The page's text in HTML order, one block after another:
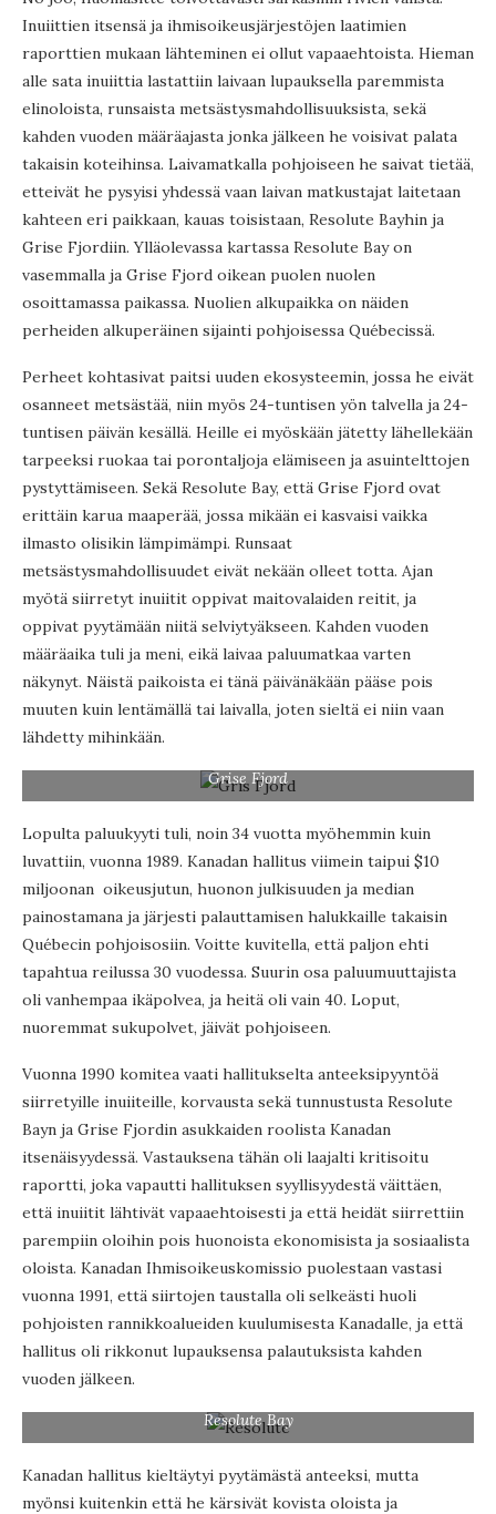
Inuiittien itsensä ja ihmisoikeusjärjestöjen laatimien
raporttien mukaan lähteminen ei ollut vapaaehtoista. Hieman
alle sata inuiittia lastattiin laivaan lupauksella paremmista
elinoloista, runsaista metsästysmahdollisuuksista, sekä
kahden vuoden määräajasta jonka jälkeen he voisivat palata
takaisin koteihinsa. Laivamatkalla pohjoiseen he saivat tietää,
etteivät he pysyisi yhdessä vaan laivan matkustajat laitetaan
kahteen eri paikkaan, kauas toisistaan, Resolute Bayhin ja
Grise Fjordiin. Ylläolevassa kartassa Resolute Bay on
vasemmalla ja Grise Fjord oikean puolen nuolen
osoittamassa paikassa. Nuolien alkupaikka on näiden
perheiden alkuperäinen sijainti pohjoisessa Québecissä.
Perheet kohtasivat paitsi uuden ekosysteemin, jossa he eivät
osanneet metsästää, niin myös 24-tuntisen yön talvella ja 24-
tuntisen päivän kesällä. Heille ei myöskään jätetty lähellekään
tarpeeksi ruokaa tai porontaljoja elämiseen ja asuintelttojen
pystyttämiseen. Sekä Resolute Bay, että Grise Fjord ovat
erittäin karua maaperää, jossa mikään ei kasvaisi vaikka
ilmasto olisikin lämpimämpi. Runsaat
metsästysmahdollisuudet eivät nekään olleet totta. Ajan
myötä siirretyt inuiitit oppivat maitovalaiden reitit, ja
oppivat pyytämään niitä selviytyäkseen. Kahden vuoden
määräaika tuli ja meni, eikä laivaa paluumatkaa varten
näkynyt. Näistä paikoista ei tänä päivänäkään pääse pois
muuten kuin lentämällä tai laivalla, joten sieltä ei niin vaan
lähdetty mihinkään.
Grise Fjord
Lopulta paluukyyti tuli, noin 34 vuotta myöhemmin kuin
luvattiin, vuonna 1989. Kanadan hallitus viimein taipui $10
miljoonan oikeusjutun, huonon julkisuuden ja median
painostamana ja järjesti palauttamisen halukkaille takaisin
Québecin pohjoisosiin. Voitte kuvitella, että paljon ehti
tapahtua reilussa 30 vuodessa. Suurin osa paluumuuttajista
oli vanhempaa ikäpolvea, ja heitä oli vain 40. Loput,
nuoremmat sukupolvet, jäivät pohjoiseen.
Vuonna 1990 komitea vaati hallitukselta anteeksipyyntöä
siirretyille inuiiteille, korvausta sekä tunnustusta Resolute
Bayn ja Grise Fjordin asukkaiden roolista Kanadan
itsenäisyydessä. Vastauksena tähän oli laajalti kritisoitu
raportti, joka vapautti hallituksen syyllisyydestä väittäen,
että inuiitit lähtivät vapaaehtoisesti ja että heidät siirrettiin
parempiin oloihin pois huonoista ekonomisista ja sosiaalista
oloista. Kanadan Ihmisoikeuskomissio puolestaan vastasi
vuonna 1991, että siirtojen taustalla oli selkeästi huoli
pohjoisten rannikkoalueiden kuulumisesta Kanadalle, ja että
hallitus oli rikkonut lupauksensa palautuksista kahden
vuoden jälkeen.
Resolute Bay
Kanadan hallitus kieltäytyi pyytämästä anteeksi, mutta
myönsi kuitenkin että he kärsivät kovista oloista ja